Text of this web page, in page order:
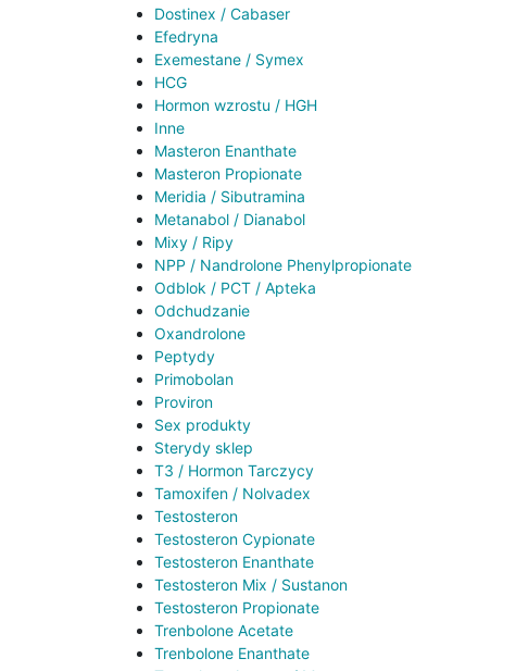
Dostinex / Cabaser
Efedryna
Exemestane / Symex
HCG
Hormon wzrostu / HGH
Inne
Masteron Enanthate
Masteron Propionate
Meridia / Sibutramina
Metanabol / Dianabol
Mixy / Ripy
NPP / Nandrolone Phenylpropionate
Odblok / PCT / Apteka
Odchudzanie
Oxandrolone
Peptydy
Primobolan
Proviron
Sex produkty
Sterydy sklep
T3 / Hormon Tarczycy
Tamoxifen / Nolvadex
Testosteron
Testosteron Cypionate
Testosteron Enanthate
Testosteron Mix / Sustanon
Testosteron Propionate
Trenbolone Acetate
Trenbolone Enanthate